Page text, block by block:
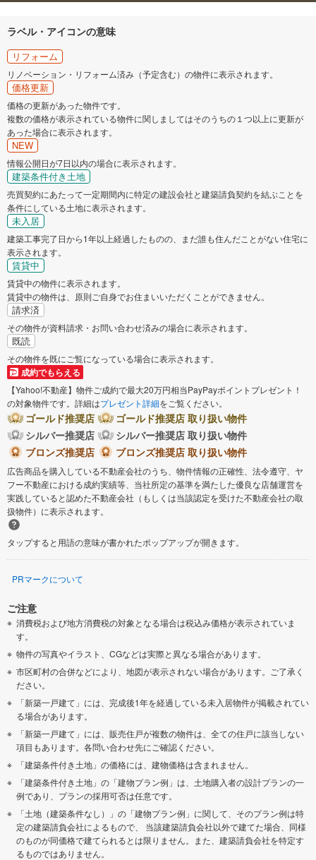
ラベル・アイコンの意味
リフォーム
リノベーション・リフォーム済み（予定含む）の物件に表示されます。
価格更新
価格の更新があった物件です。
複数の価格が表示されている物件に関しましてはそのうちの１つ以上に更新が
あった場合に表示されます。
NEW
情報公開日が7日以内の場合に表示されます。
建築条件付き土地
売買契約にあたって一定期間内に特定の建設会社と建築請負契約を結ぶことを
条件にしている土地に表示されます。
未入居
建築工事完了日から1年以上経過したものの、まだ誰も住んだことがない住宅に
表示されます。
賃貸中
賃貸中の物件に表示されます。
賃貸中の物件は、原則ご自身でお住まいいただくことができません。
請求済
その物件が資料請求・お問い合わせ済みの場合に表示されます。
既読
その物件を既にご覧になっている場合に表示されます。
成約でもらえる
【Yahoo!不動産】物件ご成約で最大20万円相当PayPayポイントプレゼント！
の対象物件です。詳細はプレゼント詳細をご覧ください。
ゴールド推奨店
ゴールド推奨店 取り扱い物件
シルバー推奨店
シルバー推奨店 取り扱い物件
ブロンズ推奨店
ブロンズ推奨店 取り扱い物件
広告商品を購入している不動産会社のうち、物件情報の正確性、法令遵守、ヤ
フー不動産における成約実績等、当社所定の基準を満たした優良な店舗運営を
実践していると認めた不動産会社（もしくは当該認定を受けた不動産会社の取
扱物件）に表示されます。
タップすると用語の意味が書かれたポップアップが開きます。
PRマークについて
ご注意
消費税および地方消費税の対象となる場合は税込み価格が表示されていま
す。
物件の写真やイラスト、CGなどは実際と異なる場合があります。
市区町村の合併などにより、地図が表示されない場合があります。ご了承く
ださい。
「新築一戸建て」には、完成後1年を経過している未入居物件が掲載されてい
る場合があります。
「新築一戸建て」には、販売住戸が複数の物件は、全ての住戸に該当しない
項目もあります。各問い合わせ先にご確認ください。
「建築条件付き土地」の価格には、建物価格は含まれません。
「建築条件付き土地」の「建物プラン例」は、土地購入者の設計プランの一
例であり、プランの採用可否は任意です。
「土地（建築条件なし）」の「建物プラン例」に関して、そのプラン例は特
定の建築請負会社によるもので、 当該建築請負会社以外で建てた場合、同様
のものが同価格で建てられるとは限りません。また、建築請負会社を特定す
るものではありません。